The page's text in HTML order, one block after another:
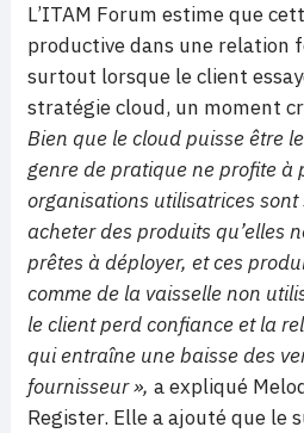
L’ITAM Forum estime que
productive dans une relation
surtout lorsque le client
stratégie cloud, un moment
Bien que le cloud puisse être
genre de pratique ne profite à
organisations utilisatrices sont
acheter des produits qu’elles
prêtes à déployer, et ces
comme de la vaisselle non
le client perd confiance et la
qui entraîne une baisse des
fournisseur », a expliqué
Register. Elle a ajouté que le